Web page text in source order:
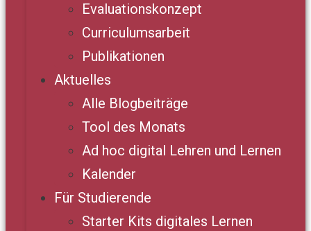
Evaluationskonzept
Curriculumsarbeit
Publikationen
Aktuelles
Alle Blogbeiträge
Tool des Monats
Ad hoc digital Lehren und Lernen
Kalender
Für Studierende
Starter Kits digitales Lernen